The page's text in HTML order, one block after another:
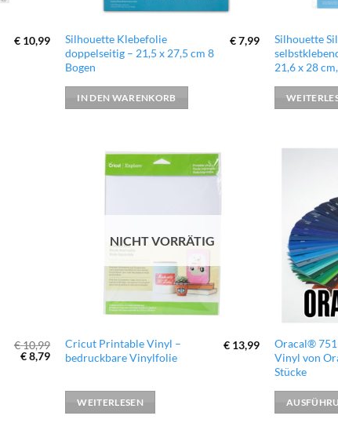
€10,99
Silhouette Klebefolie
doppelseitig – 21,5 x 27,5 cm 8
Bogen
€7,99
IN DEN WARENKORB
Silhouette
21,6 x 28
€10,99
Ursprünglicher
Preis
€8,79Aktueller
Preis
€ 8,79.
zur
NICHT VORRÄTIG
Cricut Printable Vinyl –
bedruckbare Vinylfolie
€13,99
WEITERLESEN
Oracal®
Vinyl von
Stücke
Dieses
Produkt
weist
mehrere
Varianten